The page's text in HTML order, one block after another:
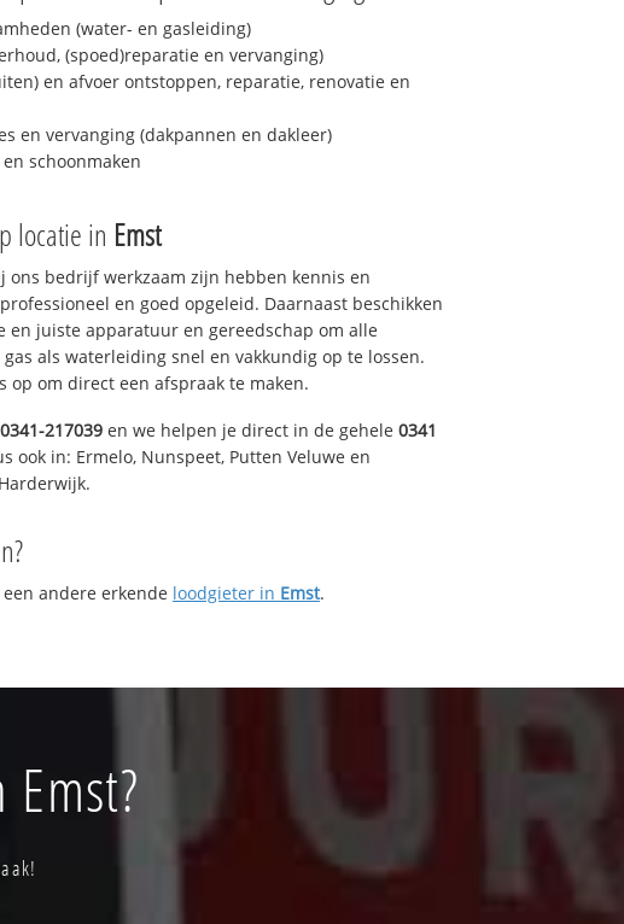
(water- en gasleiding)
(spoed)reparatie en vervanging)
en afvoer ontstoppen, reparatie, renovatie en
en vervanging (dakpannen en dakleer)
schoonmaken
locatie in Emst
ons bedrijf werkzaam zijn hebben kennis en
en goed opgeleid. Daarnaast beschikken
en juiste apparatuur en gereedschap om alle
als waterleiding snel en vakkundig op te lossen.
op om direct een afspraak te maken.
0341-217039 en we helpen je direct in de gehele 0341
ook in: Ermelo, Nunspeet, Putten Veluwe en
andere erkende loodgieter in Emst.